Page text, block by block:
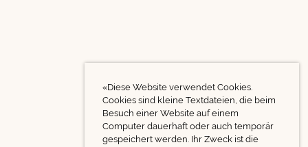
«Diese Website verwendet Cookies.
Cookies sind kleine Textdateien, die beim
Besuch einer Website auf einem
Computer dauerhaft oder auch temporär
gespeichert werden. Ihr Zweck ist die